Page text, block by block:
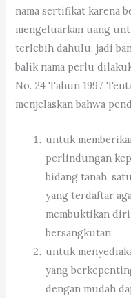
nama sertifikat karena
mengeluarkan uang
terlebih dahulu, jadi
balik nama perlu
No. 24 Tahun 1997
menjelaskan bahwa
untuk
perlindungan
bidang tanah,
yang terdaftar
membuktikan
bersangkutan;
untuk
yang
dengan mudah